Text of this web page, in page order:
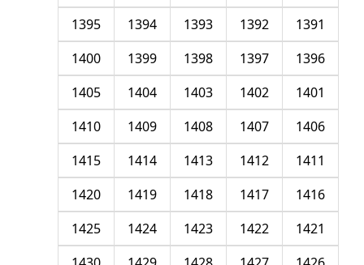
1391
1392
1393
1394
1395
1396
1397
1398
1399
1400
1401
1402
1403
1404
1405
1406
1407
1408
1409
1410
1411
1412
1413
1414
1415
1416
1417
1418
1419
1420
1421
1422
1423
1424
1425